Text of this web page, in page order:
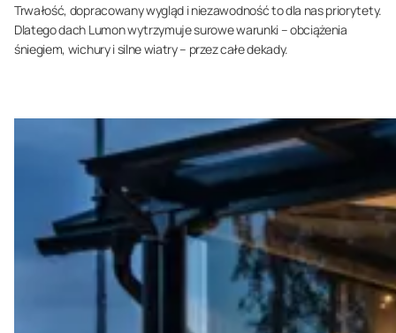
Trwałość, dopracowany wygląd i niezawodność to dla nas priorytety.
Dlatego dach Lumon wytrzymuje surowe warunki – obciążenia
śniegiem, wichury i silne wiatry – przez całe dekady.